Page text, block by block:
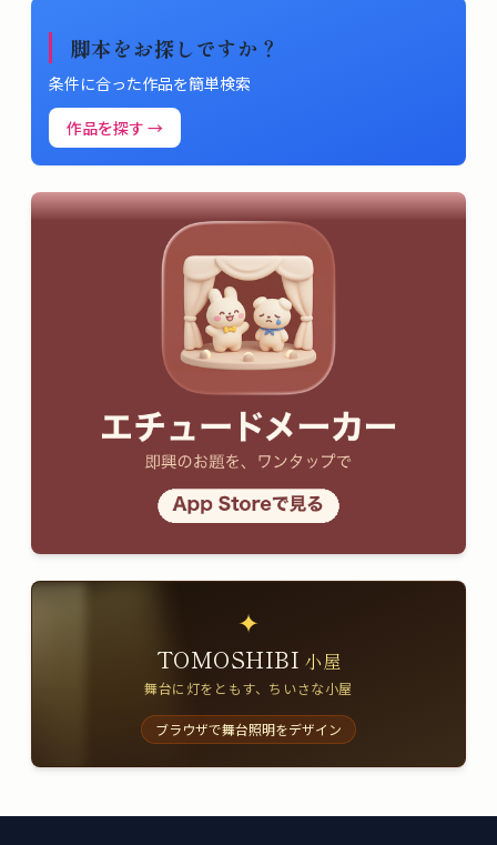
脚本をお探しですか？
条件に合った作品を簡単検索
作品を探す →
✦
TOMOSHIBI 小屋
舞台に灯をともす、ちいさな小屋
ブラウザで舞台照明をデザイン